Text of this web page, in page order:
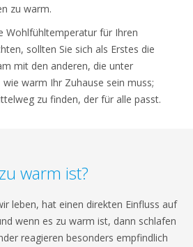
zu warm.
Wohlfühltemperatur für Ihren
sollten Sie sich als Erstes die
mit den anderen, die unter
warm Ihr Zuhause sein muss;
zu finden, der für alle passt.
warm ist?
leben, hat einen direkten Einfluss auf
wenn es zu warm ist, dann schlafen
reagieren besonders empfindlich